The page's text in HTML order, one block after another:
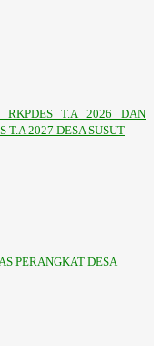
RKPDES T.A 2026 DAN
T.A 2027 DESA SUSUT
PERANGKAT DESA